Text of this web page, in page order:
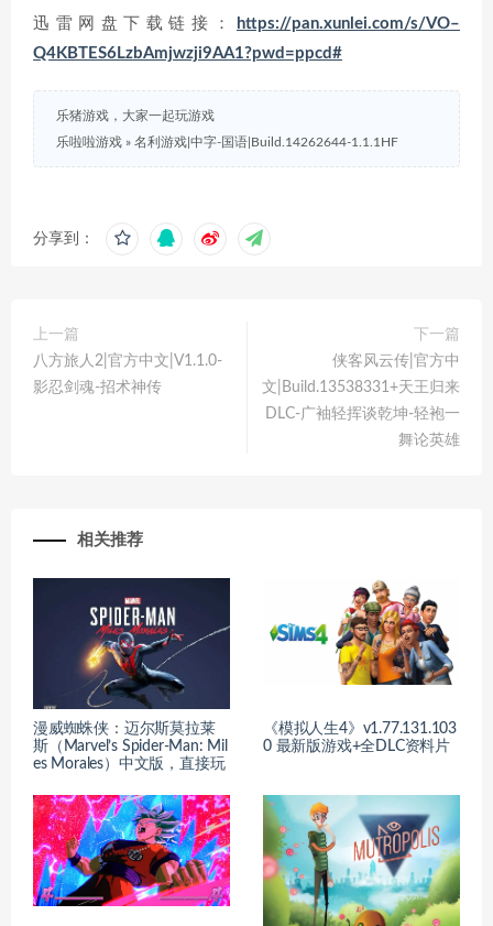
迅雷网盘下载链接：
https://pan.xunlei.com/s/VO–
Q4KBTES6LzbAmjwzji9AA1?pwd=ppcd#
乐猪游戏，大家一起玩游戏
乐啦啦游戏 » 名利游戏|中字-国语|Build.14262644-1.1.1HF
分享到：
上一篇
八方旅人2|官方中文|V1.1.0-
影忍剑魂-招术神传
下一篇
侠客风云传|官方中
文|Build.13538331+天王归来
DLC-广袖轻挥谈乾坤-轻袍一
舞论英雄
相关推荐
漫威蜘蛛侠：迈尔斯莫拉莱
斯（Marvel’s Spider-Man: Mil
es Morales）中文版，直接玩
《模拟人生4》v1.77.131.103
0 最新版游戏+全DLC资料片